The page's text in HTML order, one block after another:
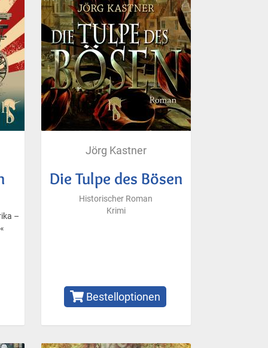
–
Jörg Kastner
Die Tulpe des Bösen
Historischer Roman
Krimi
Bestelloptionen